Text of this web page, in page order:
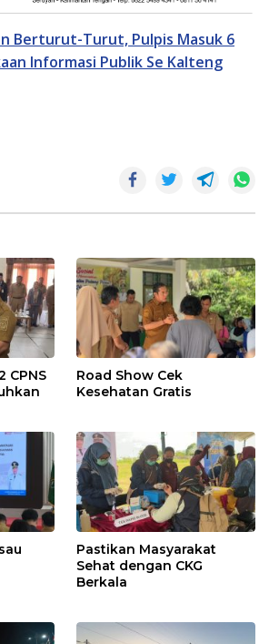
Berturut-Turut, Pulpis Masuk 6
Informasi Publik Se Kalteng
CPNS
Road Show Cek
Kesehatan Gratis
Pastikan Masyarakat
Sehat dengan CKG
Berkala